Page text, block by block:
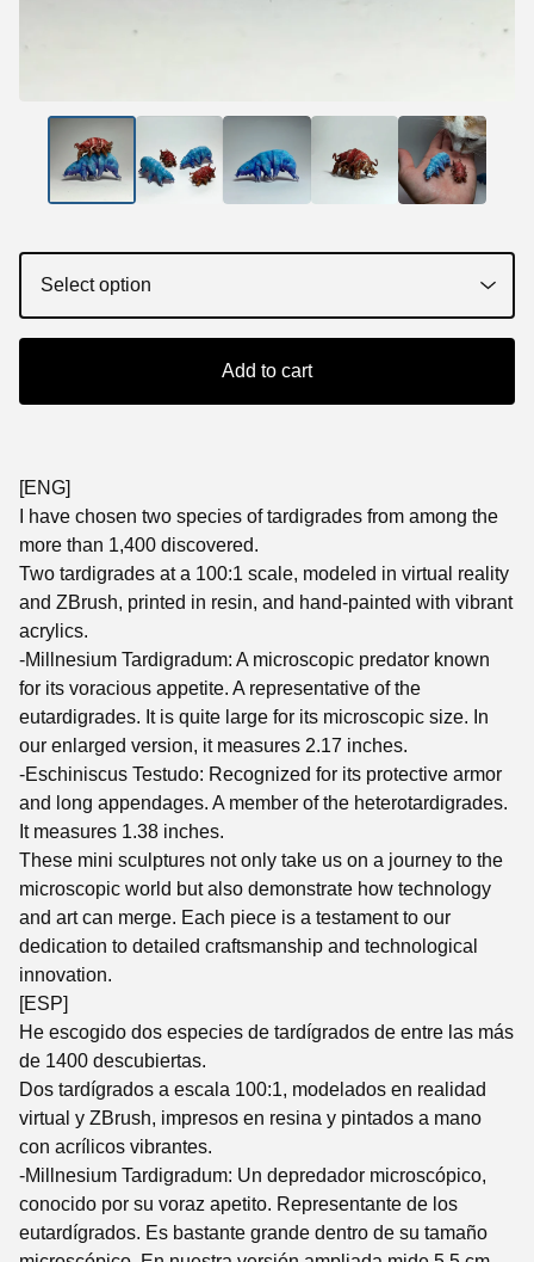
Add to cart
[ENG]
I have chosen two species of tardigrades from among the
more than 1,400 discovered.
Two tardigrades at a 100:1 scale, modeled in virtual reality
and ZBrush, printed in resin, and hand-painted with vibrant
acrylics.
-Millnesium Tardigradum: A microscopic predator known
for its voracious appetite. A representative of the
eutardigrades. It is quite large for its microscopic size. In
our enlarged version, it measures 2.17 inches.
-Eschiniscus Testudo: Recognized for its protective armor
and long appendages. A member of the heterotardigrades.
It measures 1.38 inches.
These mini sculptures not only take us on a journey to the
microscopic world but also demonstrate how technology
and art can merge. Each piece is a testament to our
dedication to detailed craftsmanship and technological
innovation.
[ESP]
He escogido dos especies de tardígrados de entre las más
de 1400 descubiertas.
Dos tardígrados a escala 100:1, modelados en realidad
virtual y ZBrush, impresos en resina y pintados a mano
con acrílicos vibrantes.
-Millnesium Tardigradum: Un depredador microscópico,
conocido por su voraz apetito. Representante de los
eutardígrados. Es bastante grande dentro de su tamaño